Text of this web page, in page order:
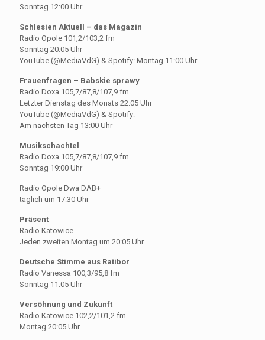
Sonntag 12:00 Uhr
Schlesien Aktuell – das Magazin
Radio Opole 101,2/103,2 fm
Sonntag 20:05 Uhr
YouTube (@MediaVdG) & Spotify: Montag 11:00 Uhr
Frauenfragen – Babskie sprawy
Radio Doxa 105,7/87,8/107,9 fm
Letzter Dienstag des Monats 22:05 Uhr
YouTube (@MediaVdG) & Spotify:
Am nächsten Tag 13:00 Uhr
Musikschachtel
Radio Doxa 105,7/87,8/107,9 fm
Sonntag 19:00 Uhr
Radio Opole Dwa DAB+
täglich um 17:30 Uhr
Präsent
Radio Katowice
Jeden zweiten Montag um 20:05 Uhr
Deutsche Stimme aus Ratibor
Radio Vanessa 100,3/95,8 fm
Sonntag 11:05 Uhr
Versöhnung und Zukunft
Radio Katowice 102,2/101,2 fm
Montag 20:05 Uhr